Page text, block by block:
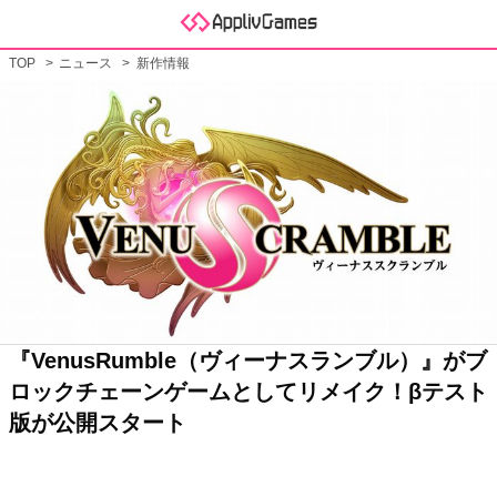
TOP ニュース 新作情報
『VenusRumble（ヴィーナスランブル）』がブ
ロックチェーンゲームとしてリメイク！βテスト
版が公開スタート